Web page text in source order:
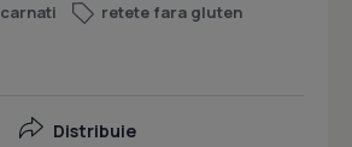
carnati retete fara gluten
Distribuie